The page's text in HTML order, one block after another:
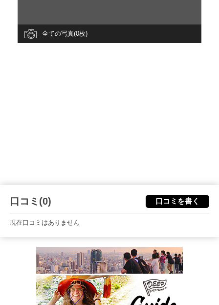
全ての写真(0枚)
口コミ(0) 口コミを書く
現在口コミはありません